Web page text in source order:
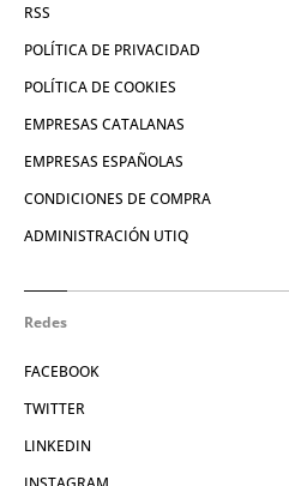
RSS
POLÍTICA DE PRIVACIDAD
POLÍTICA DE COOKIES
EMPRESAS CATALANAS
EMPRESAS ESPAÑOLAS
CONDICIONES DE COMPRA
ADMINISTRACIÓN UTIQ
Redes
FACEBOOK
TWITTER
LINKEDIN